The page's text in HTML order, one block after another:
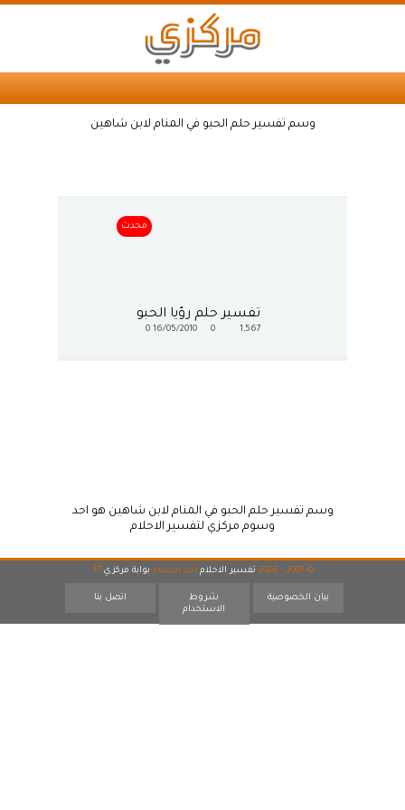
وسم تفسير حلم الحبو في المنام لابن شاهين
محدث
تفسير حلم رؤيا الحبو
1,567
16/05/2010
0
وسم تفسير حلم الحبو في المنام لابن شاهين هو احد
وسوم مركزي لتفسير الاحلام
© 2007 - 2026 تفسير الاحلام احد اقسام بوابة مركزي 17
بيان الخصوصية
شروط
الاستخدام
اتصل بنا